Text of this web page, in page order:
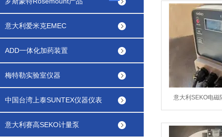
意大利爱米克EMEC
ADD一体化加药装置
梅特勒实验室仪器
中国台湾上泰SUNTEX仪器仪表
意大利赛高SEKO计量泵
意大利SEKO电磁